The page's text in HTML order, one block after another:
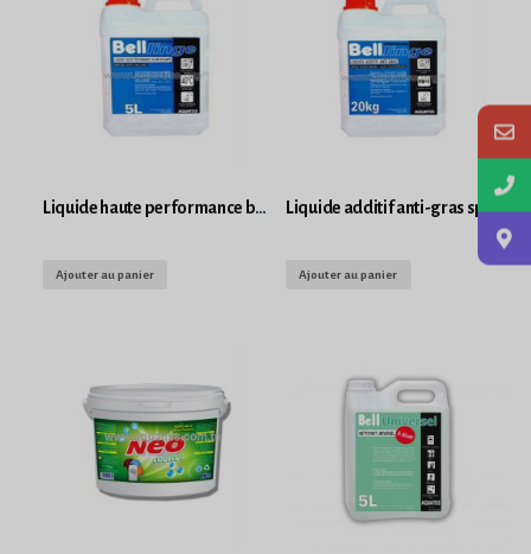
Liquide haute performance blanchissante Bell linge bidon 5L
Ajouter au panier
Liquide additif anti-gras special taches grasses haute concentration Bell linge bidon 5L
Ajouter au panier